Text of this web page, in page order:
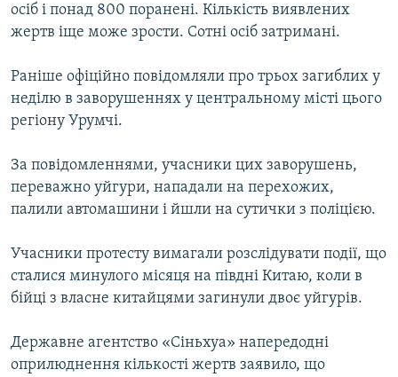
МУЛЬТИМЕДІА
ФОТО
СПЕЦПРОЄКТИ
ПОДКАСТИ
УКР
ДОЛУЧАЙСЯ!
осіб і понад 800 поранені. Кількість виявлених
жертв іще може зрости. Сотні осіб затримані.
Раніше офіційно повідомляли про трьох загиблих у
неділю в заворушеннях у центральному місті цього
регіону Урумчі.
За повідомленнями, учасники цих заворушень,
переважно уйгури, нападали на перехожих,
палили автомашини і йшли на сутички з поліцією.
Учасники протесту вимагали розслідувати події, що
сталися минулого місяця на півдні Китаю, коли в
бійці з власне китайцями загинули двоє уйгурів.
Державне агентство «Сіньхуа» напередодні
оприлюднення кількості жертв заявило, що